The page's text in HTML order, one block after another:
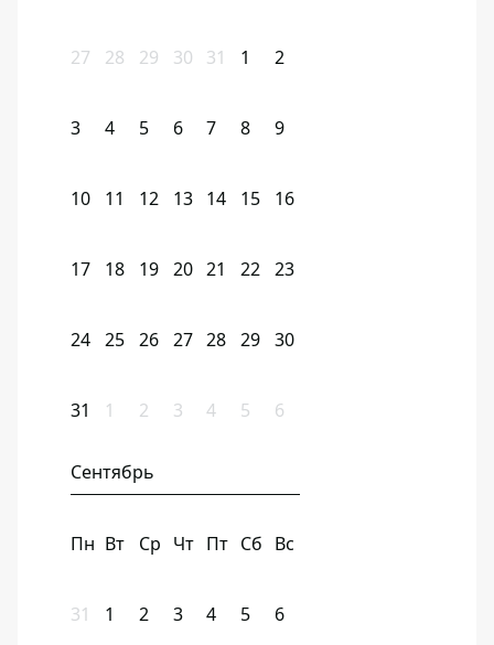
27 28 29 30 31 1 2
3 4 5 6 7 8 9
10 11 12 13 14 15 16
17 18 19 20 21 22 23
24 25 26 27 28 29 30
31 1 2 3 4 5 6
Сентябрь
Пн Вт Ср Чт Пт Сб Вс
31 1 2 3 4 5 6